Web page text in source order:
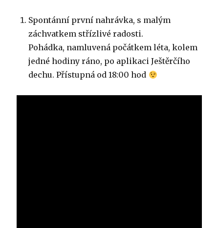
Spontánní první nahrávka, s malým
záchvatkem střízlivé radosti.
Pohádka, namluvená počátkem léta, kolem
jedné hodiny ráno, po aplikaci Ještěrčího
dechu. Přístupná od 18:00 hod